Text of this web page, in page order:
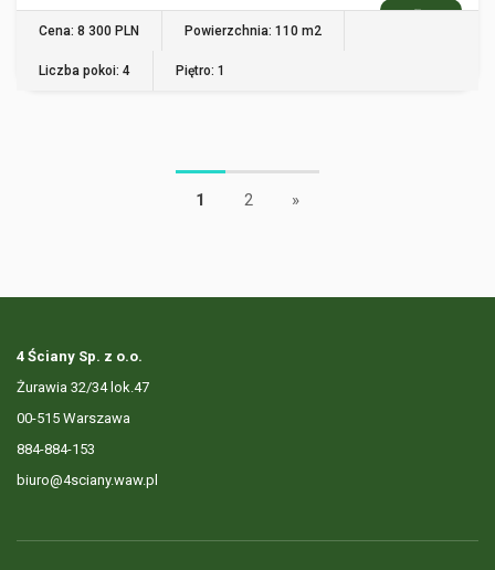
WIĘCEJ
Cena: 8 300 PLN Powierzchnia: 110 m2
Liczba pokoi: 4 Piętro: 1
1 2 »
4 Ściany Sp. z o.o.
Żurawia 32/34 lok.47
00-515 Warszawa
884-884-153
biuro@4sciany.waw.pl